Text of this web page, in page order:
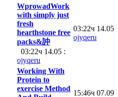
WprowadWork
with simply just
fresh
hearthstone free
packs&訲
03:22ч 14.05 :
ojyqeru
03:22ч 14.05
ojyqeru
Working With
Protein to
exercise Method
15:46ч 07.09